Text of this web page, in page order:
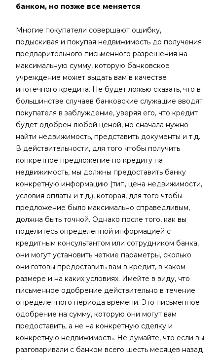
банком, но позже все меняется
Многие покупатели совершают ошибку,
подыскивая и покупая недвижимость до получения
предварительного письменного разрешения на
максимальную сумму, которую банковское
учреждение может выдать вам в качестве
ипотечного кредита. Не будет ложью сказать, что в
большинстве случаев банковские служащие вводят
покупателя в заблуждение, уверяя его, что кредит
будет одобрен любой ценой, но сначала нужно
найти недвижимость, представить документы и т.д.
В действительности, для того чтобы получить
конкретное предложение по кредиту на
недвижимость, мы должны предоставить банку
конкретную информацию (тип, цена недвижимости,
условия оплаты и т.д.), которая, для того чтобы
предложение было максимально справедливым,
должна быть точной. Однако после того, как вы
поделитесь определенной информацией с
кредитным консультантом или сотрудником банка,
они могут установить четкие параметры, сколько
они готовы предоставить вам в кредит, в каком
размере и на каких условиях. Имейте в виду, что
письменное одобрение действительно в течение
определенного периода времени. Это письменное
одобрение на сумму, которую они могут вам
предоставить, а не на конкретную сделку и
конкретную недвижимость. Не думайте, что если вы
разговаривали с банком всего шесть месяцев назад